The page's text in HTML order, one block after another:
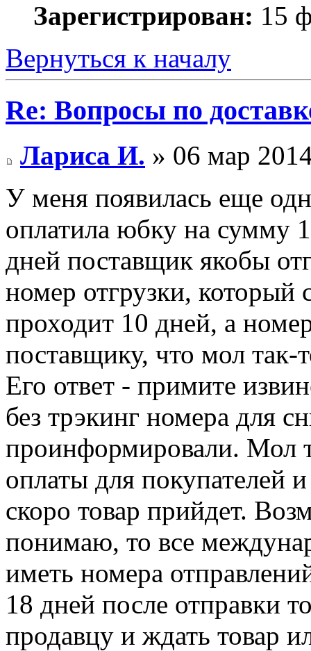
Зарегистрирован: 15
Вернуться к началу
Re: Вопросы по
Лариса И. » 06 мар
У меня появилась еще
оплатила юбку на сумму
дней поставщик якобы
номер отгрузки, который
проходит 10 дней, а
поставщику, что мол так-
Его ответ - примите
без трэкинг номера для
проинформировали. Мол
оплаты для покупателей
скоро товар прийдет.
понимаю, то все
иметь номера
18 дней после отправки
продавцу и ждать товар